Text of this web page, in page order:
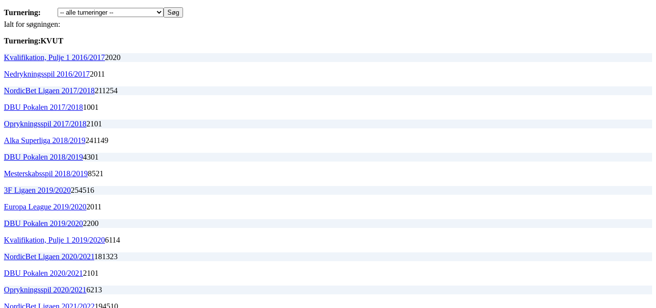
Turnering:
Ialt for søgningen:
Turnering:KVUT
Kvalifikation, Pulje 1 2016/20172020
Nedrykningsspil 2016/20172011
NordicBet Ligaen 2017/2018211254
DBU Pokalen 2017/20181001
Oprykningsspil 2017/20182101
Alka Superliga 2018/2019241149
DBU Pokalen 2018/20194301
Mesterskabsspil 2018/20198521
3F Ligaen 2019/2020254516
Europa League 2019/20202011
DBU Pokalen 2019/20202200
Kvalifikation, Pulje 1 2019/20206114
NordicBet Ligaen 2020/2021181323
DBU Pokalen 2020/2021 2101
Oprykningsspil 2020/20216213
NordicBet Ligaen 2021/2022194510